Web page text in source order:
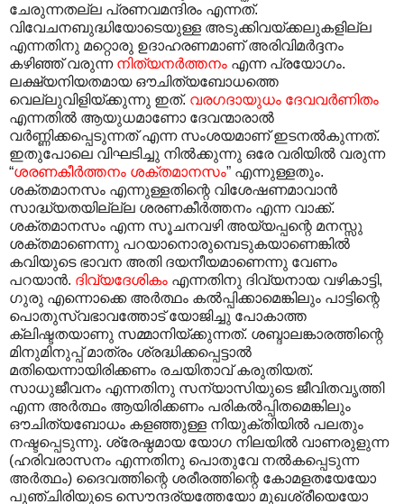
ചേരുന്നതല്ല പ്രണവമന്ദിരം എന്നത്.
വിവേചനബുദ്ധിയോടെയുള്ള അടുക്കിവയ്ക്കലുകളില്ല
എന്നതിനു മറ്റൊരു ഉദാഹരണമാണ് അരിവിമർദ്ദനം
കഴിഞ്ഞ് വരുന്ന നിത്യനർത്തനം എന്ന പ്രയോഗം.
ലക്ഷ്യനിയതമായ ഔചിത്യബോധത്തെ
വെല്ലുവിളിയ്ക്കുന്നു ഇത്. വരഗദായുധം ദേവവർണിതം
എന്നതിൽ ആയുധമാണോ ദേവന്മാരാൽ
വർണ്ണിക്കപ്പെടുന്നത് എന്ന സംശയമാണ് ഇടനൽകുന്നത്.
ഇതുപോലെ വിഘടിച്ചു നിൽക്കുന്നു ഒരേ വരിയിൽ വരുന്ന
“ശരണകീർത്തനം ശക്തമാനസം” എന്നുള്ളതും.
ശക്തമാനസം എന്നുള്ളതിന്റെ വിശേഷണമാവാൻ
സാദ്ധ്യതയില്ല്ല ശരണകീർത്തനം എന്ന വാക്ക്.
ശക്തമാനസം എന്ന സൂചനവഴി അയ്യപ്പന്റെ മനസ്സു
ശക്തമാണെന്നു പറയാനൊരുമ്പെടുകയാണെങ്കിൽ
കവിയുടെ ഭാവന അതി ദയനീയമാണെന്നു വേണം
പറയാൻ. ദിവ്യദേശികം എന്നതിനു ദിവ്യനായ വഴികാട്ടി,
ഗുരു എന്നൊക്കെ അർത്ഥം കൽ‌പ്പിക്കാമെങ്കിലും പാട്ടിന്റെ
പൊതുസ്വഭാവത്തോട് യോജിച്ചു പോകാത്ത
ക്ലിഷ്ടതയാണു സമ്മാനിയ്ക്കുന്നത്. ശബ്ദാലങ്കാരത്തിന്റെ
മിനുമിനുപ്പ് മാത്രം ശ്രദ്ധിക്കപ്പെട്ടാൽ
മതിയെന്നായിരിക്കണം രചയിതാവ് കരുതിയത്.
സാധുജീവനം എന്നതിനു സന്യാസിയുടെ ജീവിതവൃത്തി
എന്ന അർത്ഥം ആയിരിക്കണം പരികൽ‌പ്പിതമെങ്കിലും
ഔചിത്യബോധം കളഞ്ഞുള്ള നിയുക്തിയിൽ പലതും
നഷ്ടപ്പെടുന്നു. ശ്രേഷ്ഠമായ യോഗ നിലയിൽ വാണരുളുന്ന
(ഹരിവരാസനം എന്നതിനു പൊതുവേ നൽകപ്പെടുന്ന
അർത്ഥം) ദൈവത്തിന്റെ ശരീരത്തിന്റെ കോമളതയേയോ
പുഞ്ചിരിയുടെ സൌന്ദര്യത്തേയോ മുഖശ്രീയെയോ